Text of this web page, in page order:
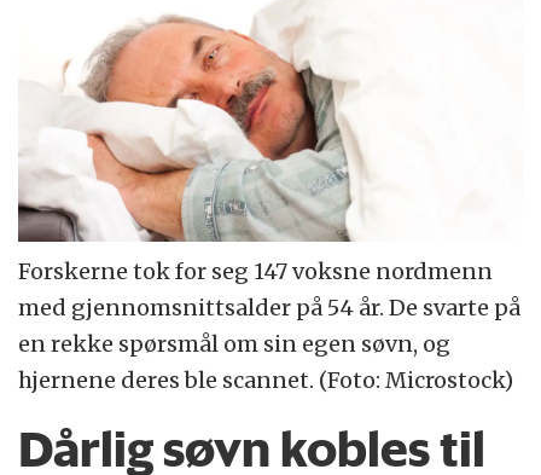
Forskerne tok for seg 147 voksne nordmenn
med gjennomsnittsalder på 54 år. De svarte på
en rekke spørsmål om sin egen søvn, og
hjernene deres ble scannet. (Foto: Microstock)
Dårlig søvn kobles til